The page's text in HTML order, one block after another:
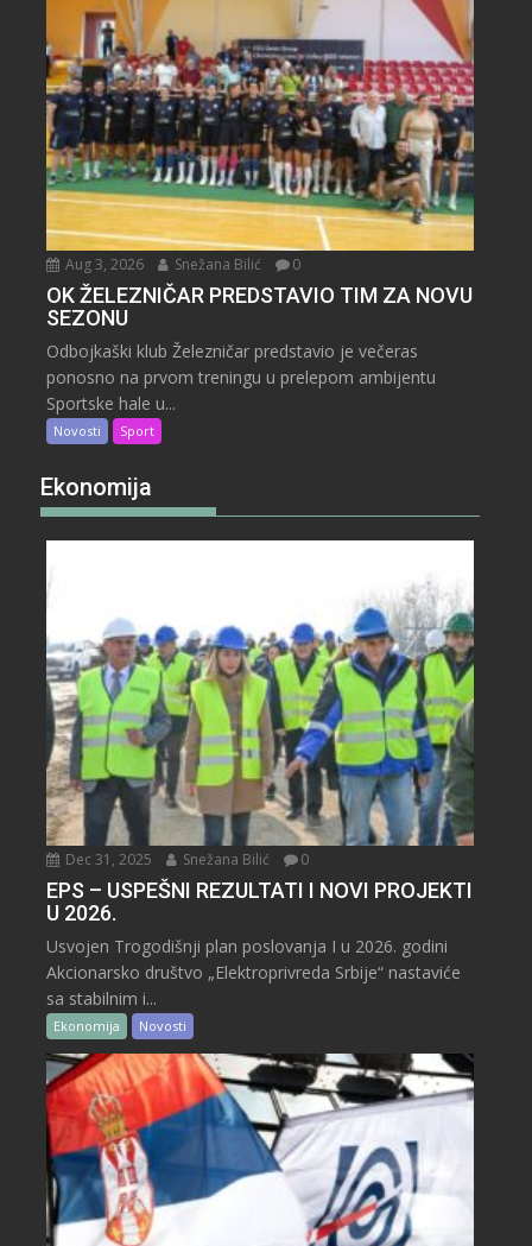
Aug 3, 2026 Snežana Bilić 0
OK ŽELEZNIČAR PREDSTAVIO TIM ZA NOVU
SEZONU
Odbojkaški klub Železničar predstavio je večeras
ponosno na prvom treningu u prelepom ambijentu
Sportske hale u...
Novosti Sport
Ekonomija
Dec 31, 2025 Snežana Bilić 0
EPS – USPEŠNI REZULTATI I NOVI PROJEKTI
U 2026.
Usvojen Trogodišnji plan poslovanja I u 2026. godini
Akcionarsko društvo „Elektroprivreda Srbije“ nastaviće
sa stabilnim i...
Ekonomija Novosti